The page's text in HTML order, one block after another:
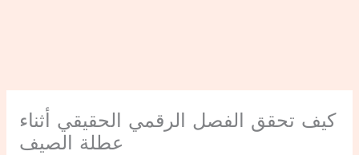
كيف تحقق الفصل الرقمي الحقيقي أثناء
عطلة الصيف